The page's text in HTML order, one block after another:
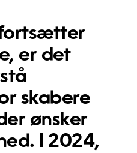
fortsætter
er det
skabere
ønsker
I 2024,